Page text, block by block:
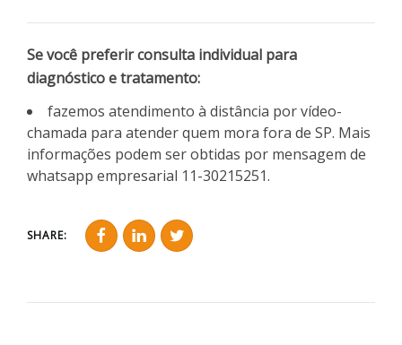
Se você preferir consulta individual para
diagnóstico e tratamento:
fazemos atendimento à distância por vídeo-
chamada para atender quem mora fora de SP. Mais
informações podem ser obtidas por mensagem de
whatsapp empresarial 11-30215251.
SHARE: